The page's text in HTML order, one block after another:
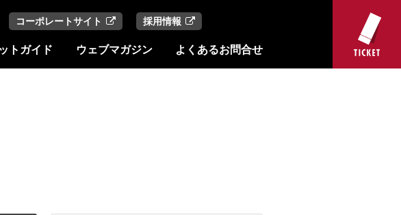
コーポレートサイト 採用情報
トガイド ウェブマガジン よくあるお問合せ